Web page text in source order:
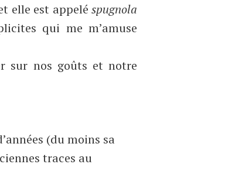
elle est appelé spugnola
qui me m’amuse
sur nos goûts et notre
(du moins sa
traces au